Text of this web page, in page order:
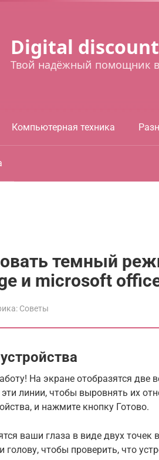
Digital discount
Твой надёжный помощник
Компьютерная техника
темный
и microsoft
Советы
На экране отобразятся
линии, чтобы выровнять их
и нажмите кнопку Готово.
ваши глаза в виде двух
голову, чтобы проверить, что